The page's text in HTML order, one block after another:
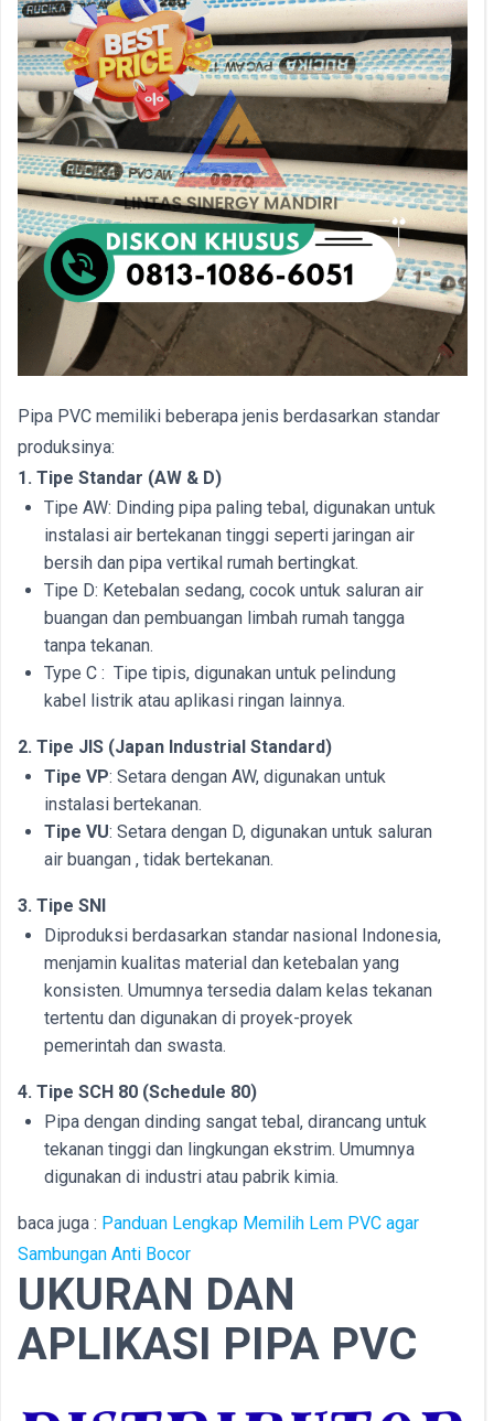
Pipa PVC memiliki beberapa jenis berdasarkan standar
produksinya:
1. Tipe Standar (AW & D)
Tipe AW: Dinding pipa paling tebal, digunakan untuk
instalasi air bertekanan tinggi seperti jaringan air
bersih dan pipa vertikal rumah bertingkat.
Tipe D: Ketebalan sedang, cocok untuk saluran air
buangan dan pembuangan limbah rumah tangga
tanpa tekanan.
Type C : Tipe tipis, digunakan untuk pelindung
kabel listrik atau aplikasi ringan lainnya.
2. Tipe JIS (Japan Industrial Standard)
Tipe VP: Setara dengan AW, digunakan untuk
instalasi bertekanan.
Tipe VU: Setara dengan D, digunakan untuk saluran
air buangan , tidak bertekanan.
3. Tipe SNI
Diproduksi berdasarkan standar nasional Indonesia,
menjamin kualitas material dan ketebalan yang
konsisten. Umumnya tersedia dalam kelas tekanan
tertentu dan digunakan di proyek-proyek
pemerintah dan swasta.
4. Tipe SCH 80 (Schedule 80)
Pipa dengan dinding sangat tebal, dirancang untuk
tekanan tinggi dan lingkungan ekstrim. Umumnya
digunakan di industri atau pabrik kimia.
baca juga : Panduan Lengkap Memilih Lem PVC agar
Sambungan Anti Bocor
UKURAN DAN
APLIKASI PIPA PVC